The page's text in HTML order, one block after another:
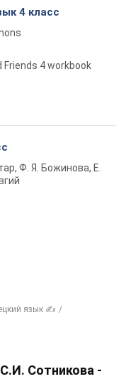
4 класс
Friends 4 workbook
Ф. Я. Божинова, Е.
язык ✍
Сотникова -